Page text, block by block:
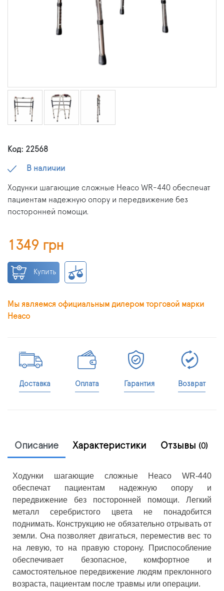
Код: 22568
В наличии
Ходунки шагающие сложные Heaco WR-440 обеспечат
пациентам надежную опору и передвижение без
посторонней помощи.
1349 грн
Купить
Мы являемся официальным дилером торговой марки
Heaco
Доставка Оплата Гарантия Возврат
Описание Характеристики Отзывы (0)
Ходунки шагающие сложные Heaco WR-440
обеспечат пациентам надежную опору и
передвижение без посторонней помощи. Легкий
металл серебристого цвета не понадобится
поднимать. Конструкцию не обязательно отрывать от
земли. Она позволяет двигаться, переместив вес то
на левую, то на правую сторону. Приспособление
обеспечивает безопасное, комфортное и
самостоятельное передвижение людям преклонного
возраста, пациентам после травмы или операции.